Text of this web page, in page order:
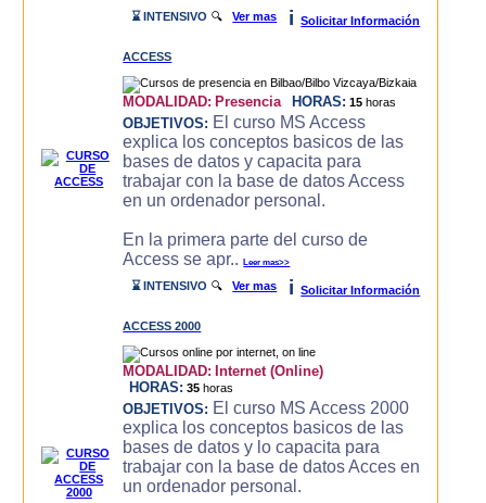
⌛ INTENSIVO 🔍Ver mas i Solicitar Información
ACCESS
MODALIDAD: Presencia HORAS: 15 horas
OBJETIVOS: El curso MS Access
explica los conceptos basicos de las
bases de datos y capacita para
trabajar con la base de datos Access
en un ordenador personal.
En la primera parte del curso de
Access se apr..Leer mas>>
⌛ INTENSIVO 🔍Ver mas i Solicitar Información
ACCESS 2000
MODALIDAD: Internet (Online)
HORAS: 35 horas
OBJETIVOS: El curso MS Access 2000
explica los conceptos basicos de las
bases de datos y lo capacita para
trabajar con la base de datos Acces en
un ordenador personal.